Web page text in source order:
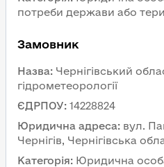
потреби держави або
Замовник
Назва: Чернігівський
гідрометеорології
ЄДРПОУ: 14228824
Юридична адреса: вул.
Чернігів, Чернігівська
Категорія: Юридична